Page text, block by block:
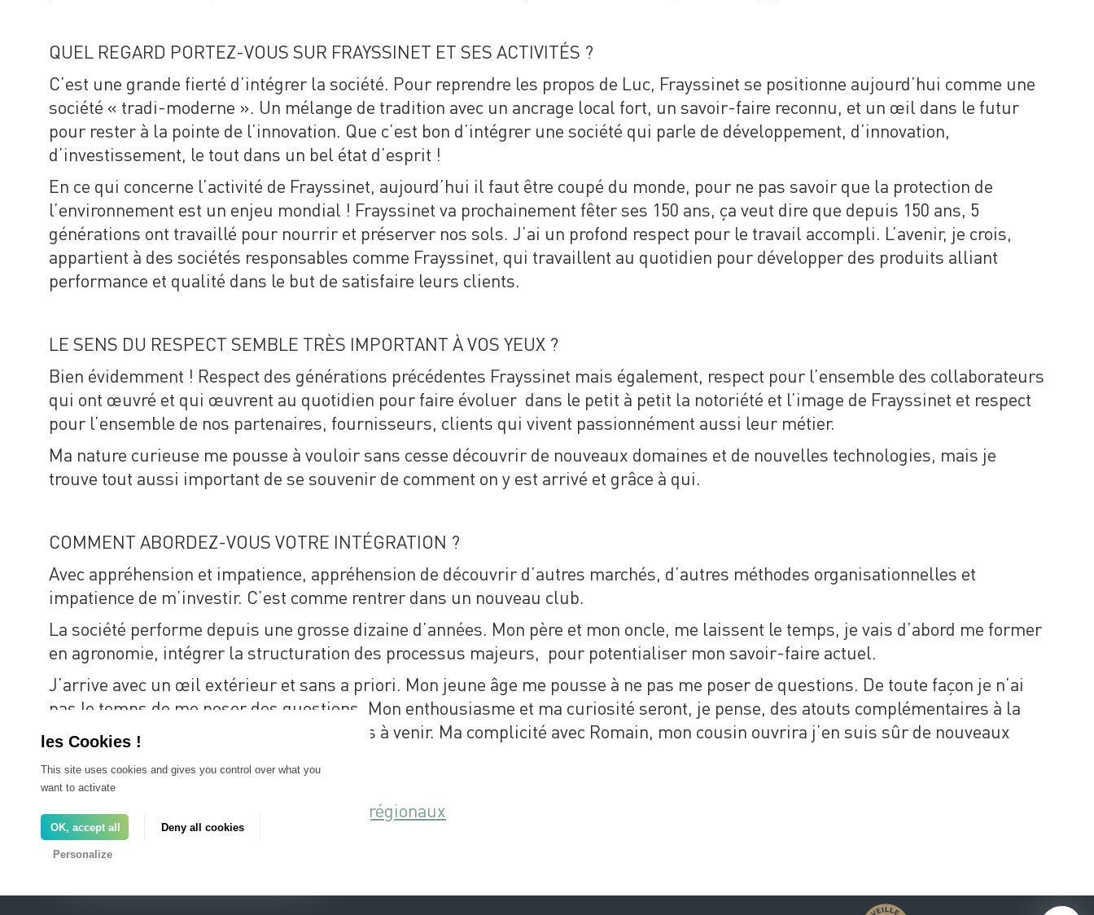
QUEL REGARD PORTEZ-VOUS SUR FRAYSSINET ET SES ACTIVITÉS ?
C’est une grande fierté d’intégrer la société. Pour reprendre les propos de Luc, Frayssinet se positionne aujourd’hui comme une
société « tradi-moderne ». Un mélange de tradition avec un ancrage local fort, un savoir-faire reconnu, et un œil dans le futur
pour rester à la pointe de l’innovation. Que c’est bon d’intégrer une société qui parle de développement, d’innovation,
d’investissement, le tout dans un bel état d’esprit !
En ce qui concerne l’activité de Frayssinet, aujourd’hui il faut être coupé du monde, pour ne pas savoir que la protection de
l’environnement est un enjeu mondial ! Frayssinet va prochainement fêter ses 150 ans, ça veut dire que depuis 150 ans, 5
générations ont travaillé pour nourrir et préserver nos sols. J’ai un profond respect pour le travail accompli. L’avenir, je crois,
appartient à des sociétés responsables comme Frayssinet, qui travaillent au quotidien pour développer des produits alliant
performance et qualité dans le but de satisfaire leurs clients.
LE SENS DU RESPECT SEMBLE TRÈS IMPORTANT À VOS YEUX ?
Bien évidemment ! Respect des générations précédentes Frayssinet mais également, respect pour l’ensemble des collaborateurs
qui ont œuvré et qui œuvrent au quotidien pour faire évoluer dans le petit à petit la notoriété et l’image de Frayssinet et respect
pour l’ensemble de nos partenaires, fournisseurs, clients qui vivent passionnément aussi leur métier.
Ma nature curieuse me pousse à vouloir sans cesse découvrir de nouveaux domaines et de nouvelles technologies, mais je
trouve tout aussi important de se souvenir de comment on y est arrivé et grâce à qui.
COMMENT ABORDEZ-VOUS VOTRE INTÉGRATION ?
Avec appréhension et impatience, appréhension de découvrir d’autres marchés, d’autres méthodes organisationnelles et
impatience de m’investir. C’est comme rentrer dans un nouveau club.
La société performe depuis une grosse dizaine d’années. Mon père et mon oncle, me laissent le temps, je vais d’abord me former
en agronomie, intégrer la structuration des processus majeurs, pour potentialiser mon savoir-faire actuel.
J’arrive avec un œil extérieur et sans a priori. Mon jeune âge me pousse à ne pas me poser de questions. De toute façon je n’ai
pas le temps de me poser des questions. Mon enthousiasme et ma curiosité seront, je pense, des atouts complémentaires à la
progression de Frayssinet dans les années à venir. Ma complicité avec Romain, mon cousin ouvrira j’en suis sûr de nouveaux
horizons à Frayssinet.
Voir l’interview de Emmanuel BOURGOIN
Revenir aux interviews des responsables régionaux
This site uses cookies and gives you control over what you
want to activate
OK, accept all Deny all cookies
Personalize